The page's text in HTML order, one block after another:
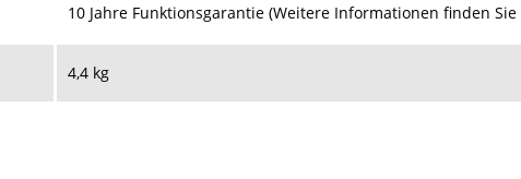
10 Jahre Funktionsgarantie (Weitere Informationen finden Sie
4,4 kg